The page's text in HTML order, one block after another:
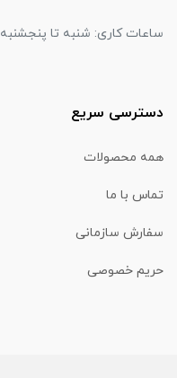
ساعات کاری: شنبه تا پنجشنبه ۹ الی ۱۴، ۱۷:۰۰ الی ۲۱:۳۰
دسترسی سریع
همه محصولات
تماس با ما
سفارش سازمانی
حریم خصوصی